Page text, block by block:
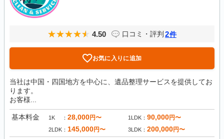
4.50 口コミ・評判 2件
お気に入りに追加
当社は中国・四国地方を中心に、遺品整理サービスを提供してお
ります。
お客様...
基本料金 1K 28,000円〜 1LDK 90,000円〜
2LDK 145,000円〜 3LDK 200,000円〜